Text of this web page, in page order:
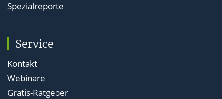
Spezialreporte
Service
Kontakt
Webinare
Gratis-Ratgeber